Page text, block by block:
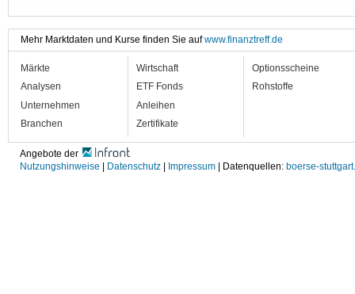
Mehr Marktdaten und Kurse finden Sie aufwww.finanztreff.de
Märkte
Analysen
Unternehmen
Branchen
Wirtschaft
ETF Fonds
Anleihen
Zertifikate
Optionsscheine
Rohstoffe
Angebote der
Nutzungshinweise | Datenschutz | Impressum | Datenquellen: boerse-